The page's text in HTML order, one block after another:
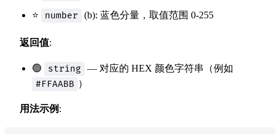
⭐ number (b): 蓝色分量，取值范围 0-255
返回值:
🟢 string
— 对应的 HEX 颜色字符串（例如
#FFAABB ）
用法示例 :